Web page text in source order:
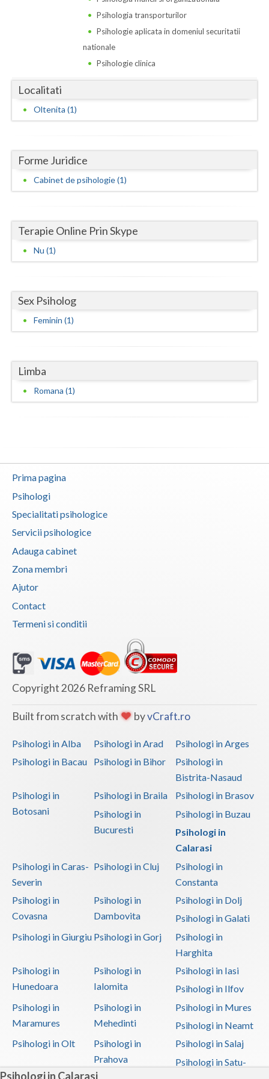
Psihologi in Calarasi
Hunedoara
Iasi
Ilfov
Maramures
Mehedinti
Neamt
Salaj
Satu-Mare
Timis
Valcea
Vaslui
Psihologia transporturilor
Psihologie aplicata in domeniul securitatii
nationale
Psihologie clinica
Localitati
Oltenita (1)
Forme Juridice
Cabinet de psihologie (1)
Terapie Online Prin Skype
Nu (1)
Sex Psiholog
Feminin (1)
Limba
Romana (1)
Prima pagina
Psihologi
Specialitati psihologice
Servicii psihologice
Adauga cabinet
Zona membri
Ajutor
Contact
Termeni si conditii
Copyright 2026 Reframing SRL
Built from scratch with byvCraft.ro
Psihologi in Alba Psihologi in Arad
Psihologi in Arges
Psihologi in Bacau
Psihologi in Bihor
Psihologi in
Bistrita-Nasaud
Psihologi in
Botosani
Psihologi in Braila
Psihologi in Brasov
Psihologi in
Bucuresti
Psihologi in Buzau
Psihologi in
Calarasi
Psihologi in Caras-
Severin
Psihologi in Cluj
Psihologi in
Constanta
Psihologi in
Covasna
Psihologi in
Dambovita
Psihologi in Dolj
Psihologi in Galati
Psihologi in Giurgiu Psihologi in Gorj
Psihologi in
Harghita
Psihologi in
Hunedoara
Psihologi in
Ialomita
Psihologi in Iasi
Psihologi in Ilfov
Psihologi in
Maramures
Psihologi in
Mehedinti
Psihologi in Mures
Psihologi in Neamt
Psihologi in Olt
Psihologi in
Prahova
Psihologi in Salaj
Psihologi in Satu-